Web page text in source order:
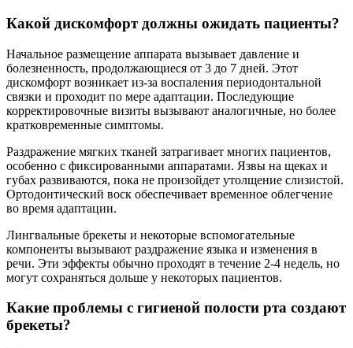
Какой дискомфорт должны ожидать пациенты?
Начальное размещение аппарата вызывает давление и
болезненность, продолжающиеся от 3 до 7 дней. Этот
дискомфорт возникает из-за воспаления периодонтальной
связки и проходит по мере адаптации. Последующие
корректировочные визиты вызывают аналогичные, но более
кратковременные симптомы.
Раздражение мягких тканей затрагивает многих пациентов,
особенно с фиксированными аппаратами. Язвы на щеках и
губах развиваются, пока не произойдет утолщение слизистой.
Ортодонтический воск обеспечивает временное облегчение
во время адаптации.
Лингвальные брекеты и некоторые вспомогательные
компоненты вызывают раздражение языка и изменения в
речи. Эти эффекты обычно проходят в течение 2-4 недель, но
могут сохраняться дольше у некоторых пациентов.
Какие проблемы с гигиеной полости рта создают
брекеты?